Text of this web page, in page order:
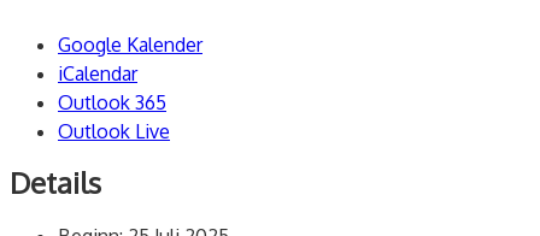
Google Kalender
iCalendar
Outlook 365
Outlook Live
Details